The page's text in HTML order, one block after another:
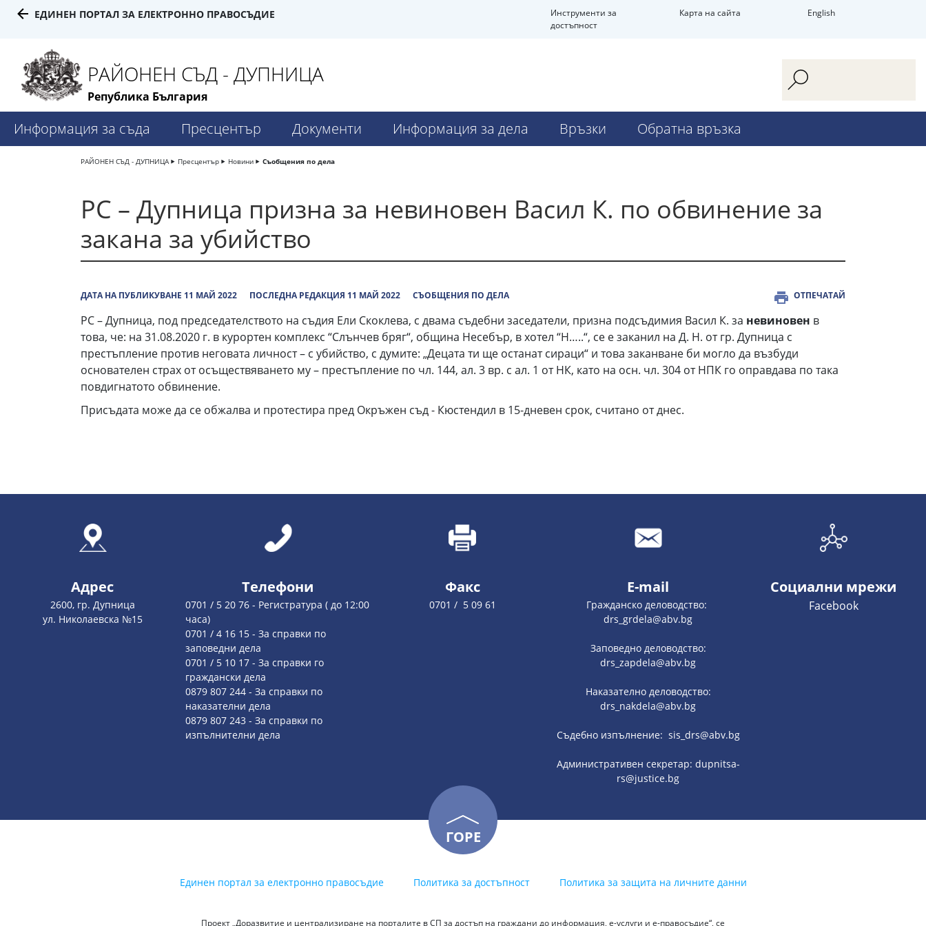
ЕДИНЕН ПОРТАЛ ЗА ЕЛЕКТРОННО ПРАВОСЪДИЕ
Инструменти за
достъпност
Карта на сайта English
РАЙОНЕН СЪД - ДУПНИЦА
Република България
Информация за съда Пресцентър Документи Информация за дела Връзки Обратна връзка
РАЙОНЕН СЪД - ДУПНИЦА Пресцентър Новини Съобщения по дела
РС – Дупница призна за невиновен Васил К. по обвинение за
закана за убийство
ДАТА НА ПУБЛИКУВАНЕ 11 МАЙ 2022 ПОСЛЕДНА РЕДАКЦИЯ 11 МАЙ 2022 СЪОБЩЕНИЯ ПО ДЕЛА ОТПЕЧАТАЙ
РС – Дупница, под председателството на съдия Ели Скоклева, с двама съдебни заседатели, призна подсъдимия Васил К. за невиновен в
това, че: на 31.08.2020 г. в курортен комплекс “Слънчев бряг“, община Несебър, в хотел “Н…..“, се е заканил на Д. Н. от гр. Дупница с
престъпление против неговата личност – с убийство, с думите: „Децата ти ще останат сираци“ и това заканване би могло да възбуди
основателен страх от осъществяването му – престъпление по чл. 144, ал. 3 вр. с ал. 1 от НК, като на осн. чл. 304 от НПК го оправдава по така
повдигнатото обвинение.
Присъдата може да се обжалва и протестира пред Окръжен съд - Кюстендил в 15-дневен срок, считано от днес.
Адрес
2600, гр. Дупница
ул. Николаевска №15
Телефони
0701 / 5 20 76 - Регистратура ( до 12:00
часа)
0701 / 4 16 15 - За справки по
заповедни дела
0701 / 5 10 17 - За справки го
граждански дела
0879 807 244 - За справки по
наказателни дела
0879 807 243 - За справки по
изпълнителни дела
Факс
0701 / 5 09 61
E-mail
Гражданско деловодство:
drs_grdela@abv.bg
Заповедно деловодство:
drs_zapdela@abv.bg
Наказателно деловодство:
drs_nakdela@abv.bg
Съдебно изпълнение: sis_drs@abv.bg
Административен секретар: dupnitsa-
rs@justice.bg
Социални мрежи
Facebook
ГОРЕ
Единен портал за електронно правосъдие Политика за достъпност Политика за защита на личните данни
Проект „Доразвитие и централизиране на порталите в СП за достъп на граждани до информация, е-услуги и е-правосъдие“, се